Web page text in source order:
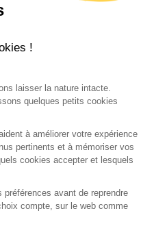
données
!
laisser la nature intacte.
quelques petits cookies
à améliorer votre expérience
pertinents et à mémoriser vos
cookies accepter et lesquels
avant de reprendre
compte, sur le web comme